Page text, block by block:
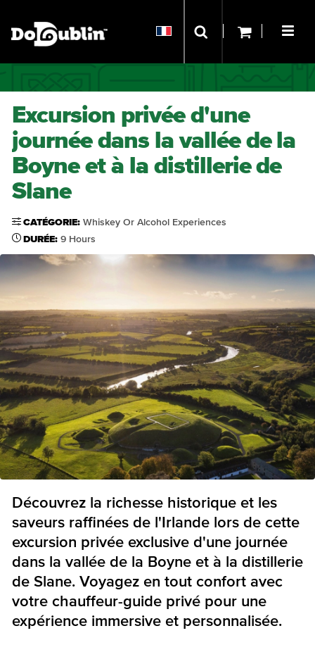
Excursion privée d'une
journée dans la vallée de la
Boyne et à la distillerie de
Slane
CATÉGORIE: Whiskey Or Alcohol Experiences
DURÉE: 9 Hours
Découvrez la richesse historique et les
saveurs raffinées de l'Irlande lors de cette
excursion privée exclusive d'une journée
dans la vallée de la Boyne et à la distillerie
de Slane. Voyagez en tout confort avec
votre chauffeur-guide privé pour une
expérience immersive et personnalisée.